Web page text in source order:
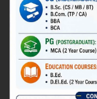
डॉ.